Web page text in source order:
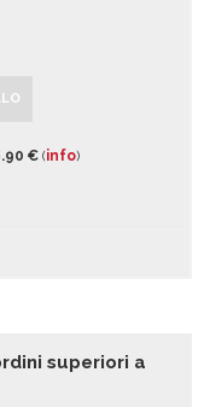
€ (info)
superiori a